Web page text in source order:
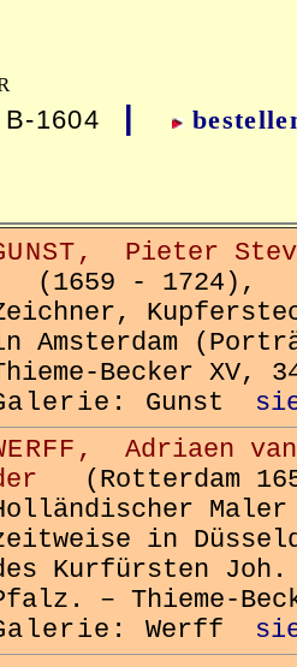
B-1604
Pieter
(1659 - 1724),
Amsterdam
Becker XV,
Gunst
Adriaen van
(Rotterdam
in
Kurfürsten Joh.
– Thieme-
Werff